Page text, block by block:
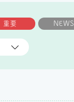
重要 NEWS